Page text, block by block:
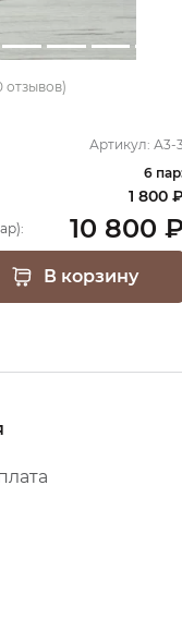
отзывов)
Артикул: А3-3
6
1 800 ₽
10 800
В корзину